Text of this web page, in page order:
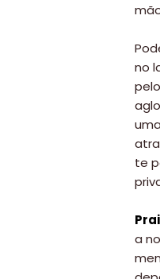
no
te
a